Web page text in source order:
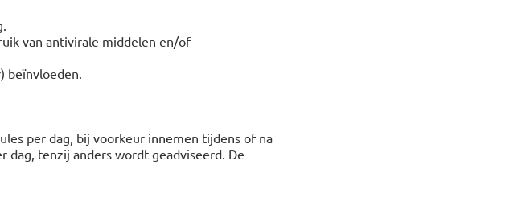
van antivirale middelen en/of
beïnvloeden.
per dag, bij voorkeur innemen tijdens of na
dag, tenzij anders wordt geadviseerd. De